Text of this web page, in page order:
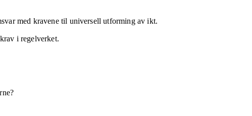
med kravene til universell utforming av ikt.
i regelverket.